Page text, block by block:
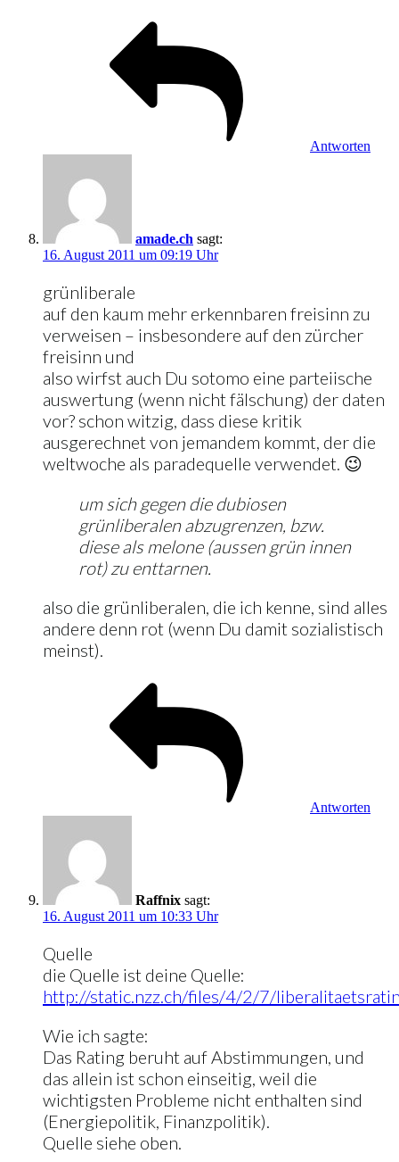
Antworten
amade.ch sagt:
16. August 2011 um 09:19 Uhr
grünliberale
auf den kaum mehr erkennbaren freisinn zu
verweisen – insbesondere auf den zürcher
freisinn und
also wirfst auch Du sotomo eine parteiische
auswertung (wenn nicht fälschung) der daten
vor? schon witzig, dass diese kritik
ausgerechnet von jemandem kommt, der die
weltwoche als paradequelle verwendet. 😉
um sich gegen die dubiosen
grünliberalen abzugrenzen, bzw.
diese als melone (aussen grün innen
rot) zu enttarnen.
also die grünliberalen, die ich kenne, sind alles
andere denn rot (wenn Du damit sozialistisch
meinst).
Antworten
Raffnix sagt:
16. August 2011 um 10:33 Uhr
Quelle
die Quelle ist deine Quelle:
http://static.nzz.ch/files/4/2/7/
Wie ich sagte:
Das Rating beruht auf Abstimmungen, und
das allein ist schon einseitig, weil die
wichtigsten Probleme nicht enthalten sind
(Energiepolitik, Finanzpolitik).
Quelle siehe oben.